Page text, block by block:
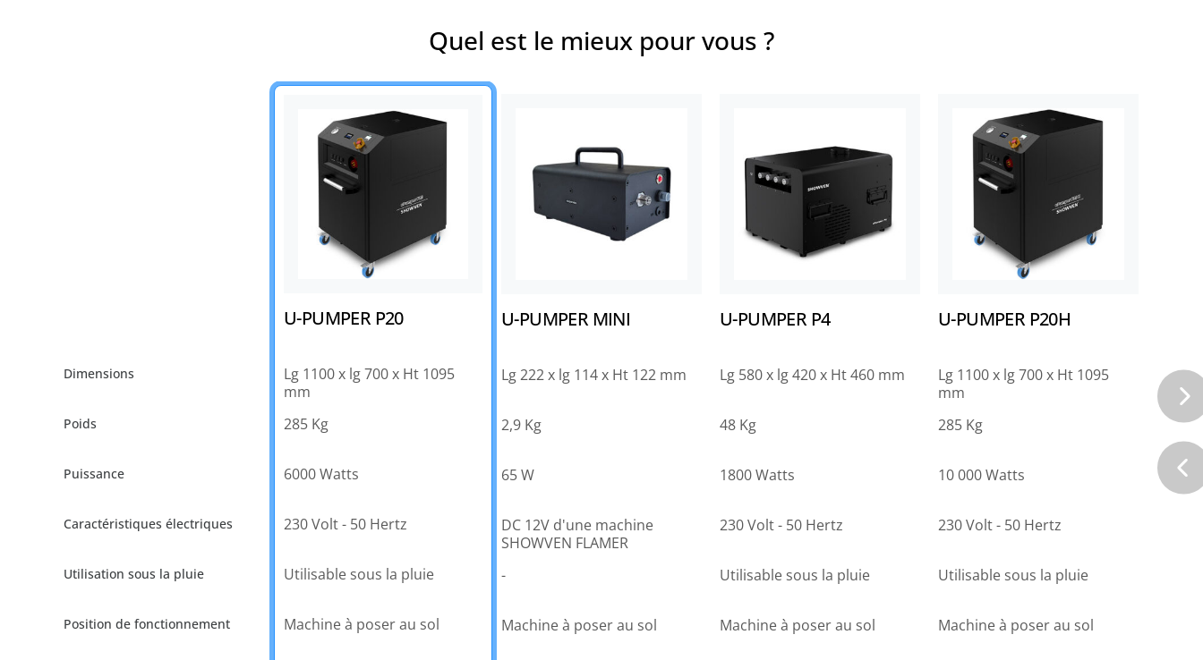
Quel est le mieux pour vous ?
U-PUMPER P20
Lg 1100 x lg 700 x Ht 1095
mm
285 Kg
6000 Watts
230 Volt - 50 Hertz
Utilisable sous la pluie
Machine à poser au sol
U-PUMPER MINI
Lg 222 x lg 114 x Ht 122 mm
2,9 Kg
65 W
DC 12V d'une machine
SHOWVEN FLAMER
-
Machine à poser au sol
U-PUMPER P4
Lg 580 x lg 420 x Ht 460 mm
48 Kg
1800 Watts
230 Volt - 50 Hertz
Utilisable sous la pluie
Machine à poser au sol
U-PUMPER P20H
Lg 1100 x lg 700 x Ht 1095
mm
285 Kg
10 000 Watts
230 Volt - 50 Hertz
Utilisable sous la pluie
Machine à poser au sol
Lg
mm
117 Kg
1800